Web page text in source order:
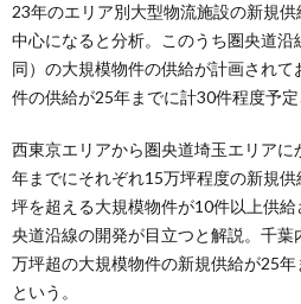
23年のエリア別大型物流施設の新規
中心になると分析。このうち圏央道
同）の大規模物件の供給が計画され
件の供給が25年までに計30件程度予定
西東京エリアから圏央道埼玉エリア
年までにそれぞれ15万坪程度の新規
坪を超える大規模物件が10件以上供
央道沿線の開発が目立つと解説。千葉
万坪超の大規模物件の新規供給が25
という。